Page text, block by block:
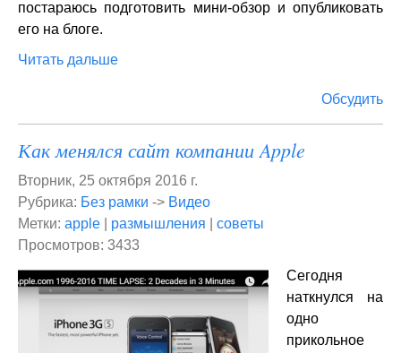
постараюсь подготовить мини-обзор и опубликовать
его на блоге.
Читать дальше
Обсудить
Как менялся сайт компании Apple
Вторник, 25 октября 2016 г.
Рубрика: Без рамки -> Видео
Метки: apple размышления
советы
Просмотров: 3433
Сегодня
наткнулся на
одно
прикольное